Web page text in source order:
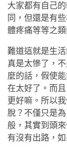
大家都有自己
同，但還是有
體疼痛等等之
難道這就是生
真是太慘了，
麼的話，假使
在太好了。而
更好嘛。所以
脫？不僅只是
般，其實到頭
有沒有出路，